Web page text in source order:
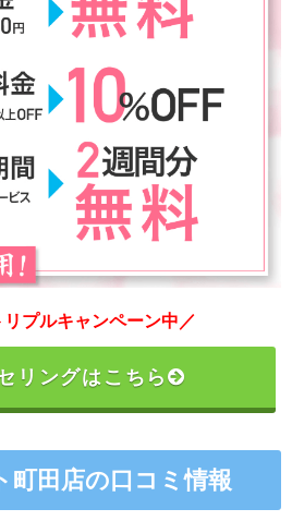
リプルキャンペーン中／
リングはこちら
町田店の口コミ情報